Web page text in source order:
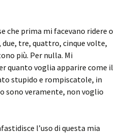
che prima mi facevano ridere o
tre, quattro, cinque volte,
più. Per nulla. Mi
quanto voglia apparire come il
stupido e rompiscatole, in
sono veramente, non voglio
l’uso di questa mia